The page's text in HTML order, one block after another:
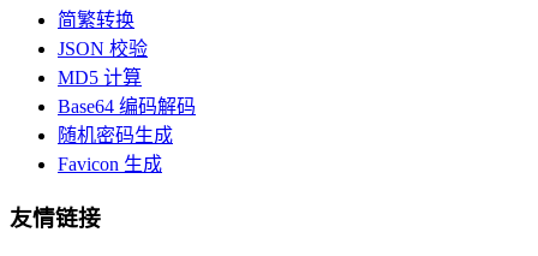
简繁转换
JSON 校验
MD5 计算
Base64 编码解码
随机密码生成
Favicon 生成
友情链接